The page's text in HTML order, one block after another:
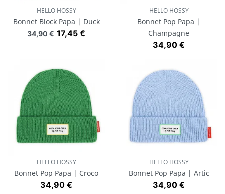
HELLO HOSSY
Bonnet Block Papa | Duck
Prix de base
34,90 € Prix
17,45 €
HELLO HOSSY
Bonnet Pop Papa |
Champagne
Prix
34,90 €
HELLO HOSSY
Bonnet Pop Papa | Croco
Prix
34,90 €
HELLO HOSSY
Bonnet Pop Papa | Artic
Prix
34,90 €